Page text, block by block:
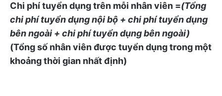
Chi phí tuyển dụng trên mỗi nhân viên =(Tổng
chi phí tuyển dụng nội bộ + chi phí tuyển dụng
bên ngoài + chi phí tuyển dụng bên ngoài)
(Tổng số nhân viên được tuyển dụng trong một
khoảng thời gian nhất định)